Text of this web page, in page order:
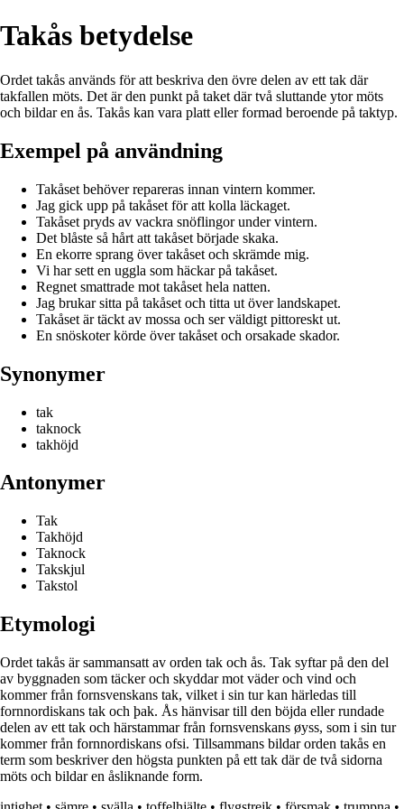
Takås betydelse
Ordet takås används för att beskriva den övre delen av ett tak där
takfallen möts. Det är den punkt på taket där två sluttande ytor möts
och bildar en ås. Takås kan vara platt eller formad beroende på taktyp.
Exempel på användning
Takåset behöver repareras innan vintern kommer.
Jag gick upp på takåset för att kolla läckaget.
Takåset pryds av vackra snöflingor under vintern.
Det blåste så hårt att takåset började skaka.
En ekorre sprang över takåset och skrämde mig.
Vi har sett en uggla som häckar på takåset.
Regnet smattrade mot takåset hela natten.
Jag brukar sitta på takåset och titta ut över landskapet.
Takåset är täckt av mossa och ser väldigt pittoreskt ut.
En snöskoter körde över takåset och orsakade skador.
Synonymer
tak
taknock
takhöjd
Antonymer
Tak
Takhöjd
Taknock
Takskjul
Takstol
Etymologi
Ordet takås är sammansatt av orden tak och ås. Tak syftar på den del
av byggnaden som täcker och skyddar mot väder och vind och
kommer från fornsvenskans tak, vilket i sin tur kan härledas till
fornnordiskans tak och þak. Ås hänvisar till den böjda eller rundade
delen av ett tak och härstammar från fornsvenskans øyss, som i sin tur
kommer från fornnordiskans ofsi. Tillsammans bildar orden takås en
term som beskriver den högsta punkten på ett tak där de två sidorna
möts och bildar en åsliknande form.